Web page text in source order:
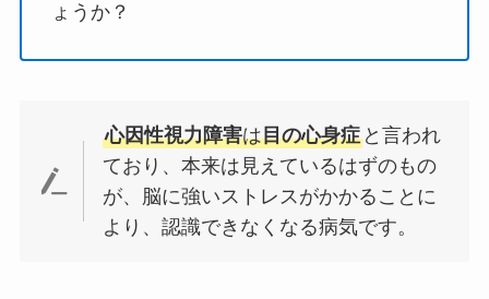
ょうか？
心因性視力障害は目の心身症 と言われ
ており、本来は見えているはずのもの
が、脳に強いストレスがかかることに
より、認識できなくなる病気です。